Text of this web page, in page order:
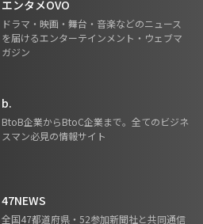
エンタメOVO
ドラマ・映画・舞台・音楽などのニュース
を届けるエンターテインメント・ウェブマ
ガジン
b.
BtoB企業からBtoC企業まで。全てのビジネ
スマン必見の情報サイト
47NEWS
全国47都道府県・52参加新聞社と共同通信